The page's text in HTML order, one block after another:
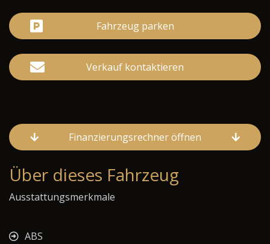
Fahrzeug parken
Verkauf kontaktieren
Finanzierungsrechner öffnen
Über dieses Fahrzeug
Ausstattungsmerkmale
ABS